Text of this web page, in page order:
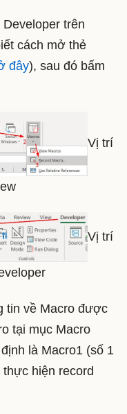
trên
cách mở thẻ
đây), sau đó bấm
Vị trí
Vị trí
tin về Macro được
tại mục Macro
là Macro1 (số 1
hiện record